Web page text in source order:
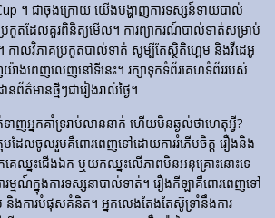
។ ជាចុងក្រោយ យើងបង្ហាញការទស្សន៍ទាយបាល់
កួតដែលគួរពិនិត្យមើល។ ការព្យាករណ៍បាល់ទាត់សម្រាប់
កាលវិភាគប្រកួតបាល់ទាត់ សូម្បីតែស្ថិតិហ្គេម និងវីដេអូ
ាងពេញលេញនៅទីនេះ។ រក្សាទុកទំព័រគេហទំព័ររបស់
ព័ត៌មានថ្មីៗជារៀងរាល់ថ្ងៃ។
ញ​អ្នក​គាំទ្រ​រាប់​លាន​នាក់ ហើយ​មិន​ឆ្ងល់​ថា​ហេតុអ្វី?
ម​ដែល​ចូលរួម​គឺ​ពោរពេញ​ទៅ​ដោយ​ការ​រំភើប​ចិត្ត រឿង​និង​
េឈ្នះជើងឯក ឬយកឈ្នះលើភាពមិនអនុគ្រោះនោះទេ
ារម្មណ៍ក្នុងការទស្សនាបាល់ទាត់។ រឿង​កីឡា​គឺ​ពោរពេញ​ទៅ​
និង​ការ​បំផុស​គំនិត។ អ្នកលេងតែងតែស៊ូទ្រាំនឹងការ